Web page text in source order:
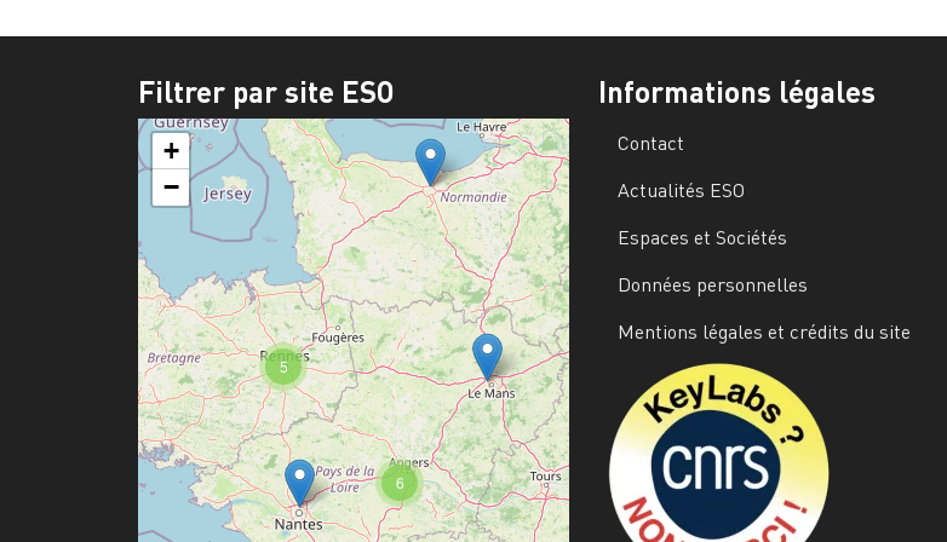
Filtrer par site ESO
6
5
+
−
Informations légales
Contact
Actualités ESO
Espaces et Sociétés
Données personnelles
Mentions légales et crédits du site